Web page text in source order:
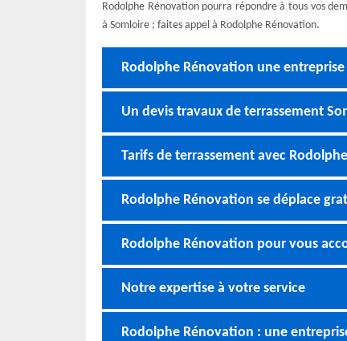
Rodolphe Rénovation pourra répondre à tous vos
à Somloire ; faites appel à Rodolphe Rénovation.
Rodolphe Rénovation une entreprise
Un devis travaux de terrassement
Tarifs de terrassement avec
Rodolphe Rénovation se déplace
Rodolphe Rénovation pour vous
Notre expertise à votre service
Rodolphe Rénovation : une